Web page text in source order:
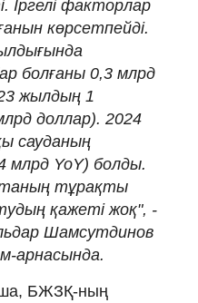
факторлар
көрсетпейді.
болғаны 0,3 млрд
жылдың 1
доллар). 2024
сауданың
млрд YoY) болды.
тұрақты
қажеті жоқ", -
Шамсутдинов
арнасында.
БЖЗҚ-ның